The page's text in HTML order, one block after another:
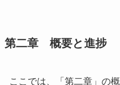
第二章 概要と進捗
ここでは、「第二章」の